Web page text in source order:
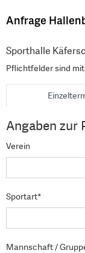
Anfrage
Sporthalle
Pflichtfelder sind
Angaben zur
Verein
Sportart*
Mannschaft /